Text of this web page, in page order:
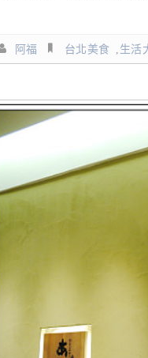
阿福 台北美食 生活